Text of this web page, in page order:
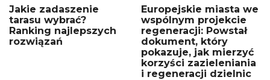
Jakie zadaszenie
tarasu wybrać?
Ranking najlepszych
rozwiązań
Europejskie miasta we
wspólnym projekcie
regeneracji: Powstał
dokument, który
pokazuje, jak mierzyć
korzyści zazieleniania
i regeneracji dzielnic